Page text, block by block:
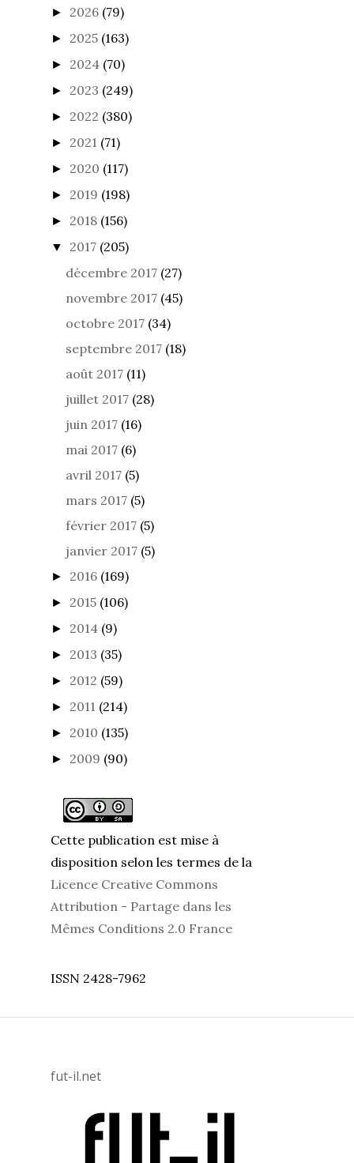
► 2026 (79)
► 2025 (163)
► 2024 (70)
► 2023 (249)
► 2022 (380)
► 2021 (71)
► 2020 (117)
► 2019 (198)
► 2018 (156)
▼ 2017 (205)
décembre 2017 (27)
novembre 2017 (45)
octobre 2017 (34)
septembre 2017 (18)
août 2017 (11)
juillet 2017 (28)
juin 2017 (16)
mai 2017 (6)
avril 2017 (5)
mars 2017 (5)
février 2017 (5)
janvier 2017 (5)
► 2016 (169)
► 2015 (106)
► 2014 (9)
► 2013 (35)
► 2012 (59)
► 2011 (214)
► 2010 (135)
► 2009 (90)
Cette publication est mise à
disposition selon les termes de la
Licence Creative Commons
Attribution - Partage dans les
Mêmes Conditions 2.0 France
ISSN 2428-7962
fut-il.net